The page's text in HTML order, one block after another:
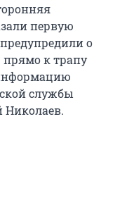
первую
о
к трапу
службы
Николаев.